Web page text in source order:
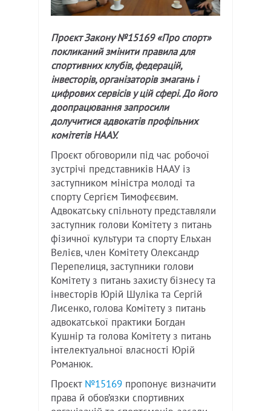
Проєкт Закону №15169 «Про спорт»
покликаний змінити правила для
спортивних клубів, федерацій,
інвесторів, організаторів змагань і
цифрових сервісів у цій сфері. До його
доопрацювання запросили
долучитися адвокатів профільних
комітетів НААУ.
Проєкт обговорили під час робочої
зустрічі представників НААУ із
заступником міністра молоді та
спорту Сергієм Тимофєєвим.
Адвокатську спільноту представляли
заступник голови Комітету з питань
фізичної культури та спорту Ельхан
Велієв, член Комітету Олександр
Перепелиця, заступники голови
Комітету з питань захисту бізнесу та
інвесторів Юрій Шуліка та Сергій
Лисенко, голова Комітету з питань
адвокатської практики Богдан
Кушнір та голова Комітету з питань
інтелектуальної власності Юрій
Романюк.
Проєкт №15169 пропонує визначити
права й обов’язки спортивних